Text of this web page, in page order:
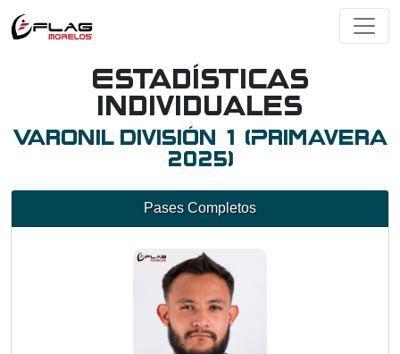
Estadísticas
Individuales
Varonil División 1 (Primavera
2025)
Pases Completos